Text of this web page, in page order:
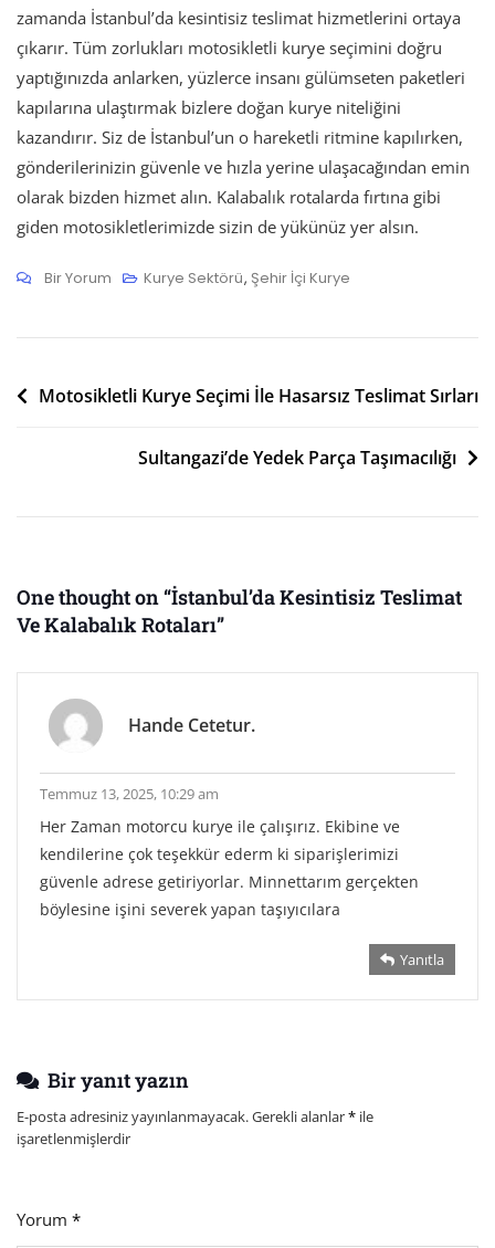
zamanda İstanbul’da kesintisiz teslimat hizmetlerini ortaya
çıkarır. Tüm zorlukları motosikletli kurye seçimini doğru
yaptığınızda anlarken, yüzlerce insanı gülümseten paketleri
kapılarına ulaştırmak bizlere doğan kurye niteliğini
kazandırır. Siz de İstanbul’un o hareketli ritmine kapılırken,
gönderilerinizin güvenle ve hızla yerine ulaşacağından emin
olarak bizden hizmet alın. Kalabalık rotalarda fırtına gibi
giden motosikletlerimizde sizin de yükünüz yer alsın.
İstanbul’da
Teslimat
Kalabalık
Bir Yorum Kurye Sektörü, Şehir İçi Kurye
YazıMotosikletli Kurye Seçimi İle Hasarsız Teslimat Sırları
Sultangazi’de Yedek Parça Taşımacılığı
One thought on “İstanbul’da Kesintisiz Teslimat
Ve Kalabalık Rotaları”
Hande Cetetur.
Temmuz 13, 2025, 10:29 am
Her Zaman motorcu kurye ile çalışırız. Ekibine ve
kendilerine çok teşekkür ederm ki siparişlerimizi
güvenle adrese getiriyorlar. Minnettarım gerçekten
böylesine işini severek yapan taşıyıcılara
Yanıtla
Bir yanıt yazın
E-posta adresiniz yayınlanmayacak.Gerekli alanlar* ile
işaretlenmişlerdir
Yorum *